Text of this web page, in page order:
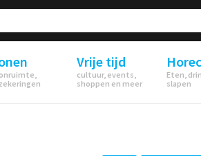
Vrije tijd
cultuur, events,
shoppen en meer
Eten,
slapen